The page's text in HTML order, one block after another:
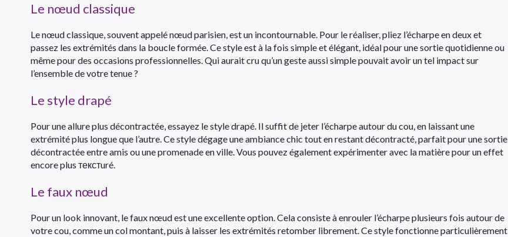
Le nœud classique
Le nœud classique, souvent appelé nœud parisien, est un incontournable. Pour le réaliser, pliez l’écharpe en deux et
passez les extrémités dans la boucle formée. Ce style est à la fois simple et élégant, idéal pour une sortie quotidienne ou
même pour des occasions professionnelles. Qui aurait cru qu’un geste aussi simple pouvait avoir un tel impact sur
l’ensemble de votre tenue ?
Le style drapé
Pour une allure plus décontractée, essayez le style drapé. Il suffit de jeter l’écharpe autour du cou, en laissant une
extrémité plus longue que l’autre. Ce style dégage une ambiance chic tout en restant décontracté, parfait pour une sortie
décontractée entre amis ou une promenade en ville. Vous pouvez également expérimenter avec la matière pour un effet
encore plus текстuré.
Le faux nœud
Pour un look innovant, le faux nœud est une excellente option. Cela consiste à enrouler l’écharpe plusieurs fois autour de
votre cou, comme un col montant, puis à laisser les extrémités retomber librement. Ce style fonctionne particulièrement